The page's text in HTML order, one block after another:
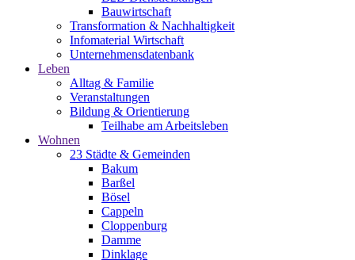
Bauwirtschaft
Transformation & Nachhaltigkeit
Infomaterial Wirtschaft
Unternehmensdatenbank
Leben
Alltag & Familie
Veranstaltungen
Bildung & Orientierung
Teilhabe am Arbeitsleben
Wohnen
23 Städte & Gemeinden
Bakum
Barßel
Bösel
Cappeln
Cloppenburg
Damme
Dinklage